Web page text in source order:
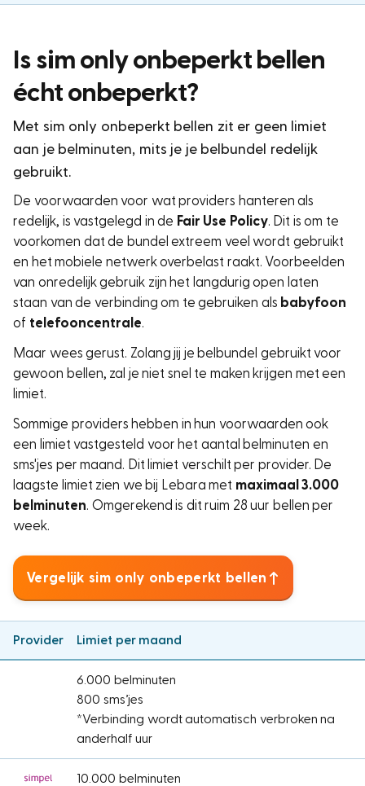
Is sim only onbeperkt bellen
écht onbeperkt?
Met sim only onbeperkt bellen zit er geen limiet
aan je belminuten, mits je je belbundel redelijk
gebruikt.
De voorwaarden voor wat providers hanteren als
redelijk, is vastgelegd in de Fair Use Policy. Dit is om te
voorkomen dat de bundel extreem veel wordt gebruikt
en het mobiele netwerk overbelast raakt. Voorbeelden
van onredelijk gebruik zijn het langdurig open laten
staan van de verbinding om te gebruiken als babyfoon
of telefooncentrale.
Maar wees gerust. Zolang jij je belbundel gebruikt voor
gewoon bellen, zal je niet snel te maken krijgen met een
limiet.
Sommige providers hebben in hun voorwaarden ook
een limiet vastgesteld voor het aantal belminuten en
sms'jes per maand. Dit limiet verschilt per provider. De
laagste limiet zien we bij Lebara met maximaal 3.000
belminuten. Omgerekend is dit ruim 28 uur bellen per
week.
Vergelijk sim only onbeperkt bellen
Provider Limiet per maand
6.000 belminuten
800 sms’jes
*Verbinding wordt automatisch verbroken na
anderhalf uur
10.000 belminuten